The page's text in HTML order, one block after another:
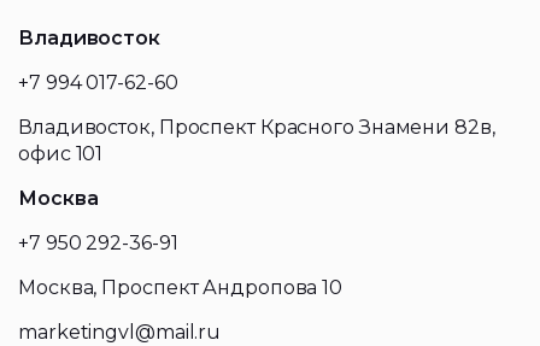
Владивосток
+7 994 017-62-60
Владивосток, Проспект Красного Знамени 82в,
офис 101
Москва
+7 950 292-36-91
Москва, Проспект Андропова 10
marketingvl@mail.ru